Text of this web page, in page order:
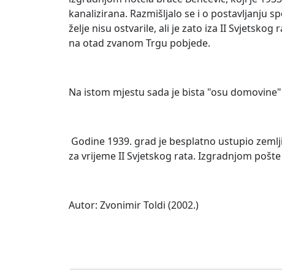
kanalizirana. Razmišljalo se i o postavljanju
želje nisu ostvarile, ali je zato iza II
na otad zvanom Trgu pobjede.
Na istom mjestu sada je bista "osu
Godine 1939. grad je besplatno ustupio
za vrijeme II Svjetskog rata. Izgradnjom
Autor: Zvonimir Toldi (2002.)